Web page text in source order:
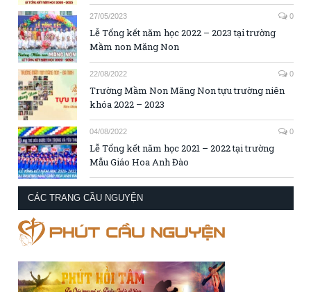
27/05/2023 0
Lễ Tổng kết năm học 2022 – 2023 tại trường
Mầm non Măng Non
22/08/2022 0
Trường Mầm Non Măng Non tựu trường niên
khóa 2022 – 2023
04/08/2022 0
Lễ Tổng kết năm học 2021 – 2022 tại trường
Mẫu Giáo Hoa Anh Đào
CÁC TRANG CẦU NGUYỆN